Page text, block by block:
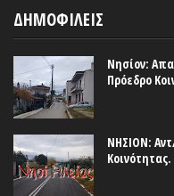
ΔΗΜΟΦΙΛΕΙΣ
Νησίον:
Πρόεδρο
ΝΗΣΙΟΝ: